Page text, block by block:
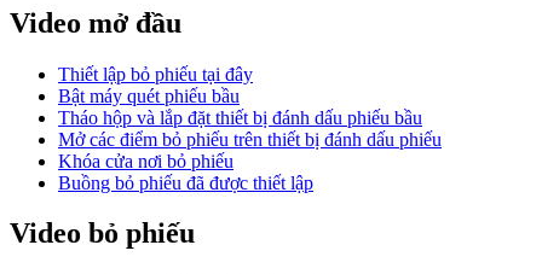
Video mở đầu
Thiết lập bỏ phiếu tại đây
Bật máy quét phiếu bầu
Tháo hộp và lắp đặt thiết bị đánh dấu phiếu bầu
Mở các điểm bỏ phiếu trên thiết bị đánh dấu phiếu
Khóa cửa nơi bỏ phiếu
Buồng bỏ phiếu đã được thiết lập
Video bỏ phiếu